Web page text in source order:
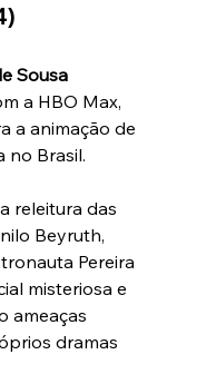
Sousa
a HBO Max,
a animação de
no Brasil.
releitura das
Beyruth,
Pereira
misteriosa e
ameaças
dramas